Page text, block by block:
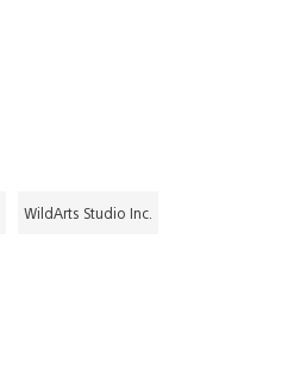
WildArts Studio Inc.